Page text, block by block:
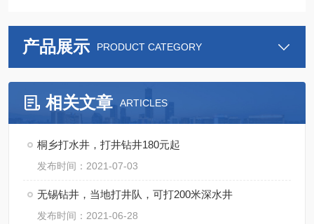
产品展示 PRODUCT CATEGORY
相关文章 ARTICLES
桐乡打水井，打井钻井180元起
发布时间：2021-07-03
无锡钻井，当地打井队，可打200米深水井
发布时间：2021-06-28